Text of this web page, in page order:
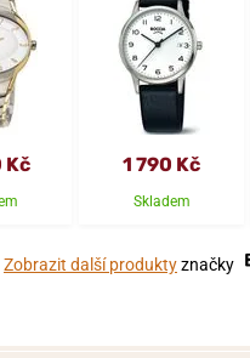
Kč 1 790 Kč
Skladem
Zobrazit další produktyznačky